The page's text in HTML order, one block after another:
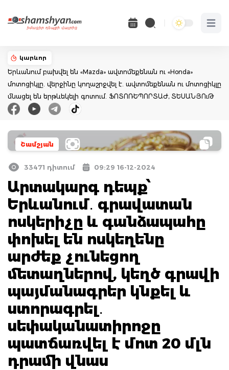
Open
կարևոր
Երևանում բախվել են «Mazda» ավտոմեքենան ու «Honda»
մոտոցիկլը. վերջինը կողաշրջվել է. ավտոմեքենան ու մոտոցիկլը
մնացել են երթևեկելի գոտում. ՖՈՏՈՌԵՊՈՐՏԱԺ, ՏԵՍԱՆՅՈւԹ
Շամշյան
33471 դիտում 09:29 16-12-2024
Արտակարգ դեպք՝
Երևանում․ գրավատան
ոսկերիչը և գանձապահը
փոխել են ոսկեղենը
արժեք չունեցող
մետաղներով, կեղծ գրավի
պայմանագրեր կնքել և
ստորագրել․
սեփականատիրոջը
պատճառվել է մոտ 20 մլն
դրամի վնաս